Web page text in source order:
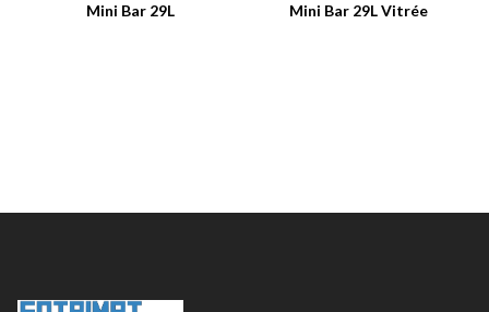
Mini Bar 29L Mini Bar 29L Vitrée